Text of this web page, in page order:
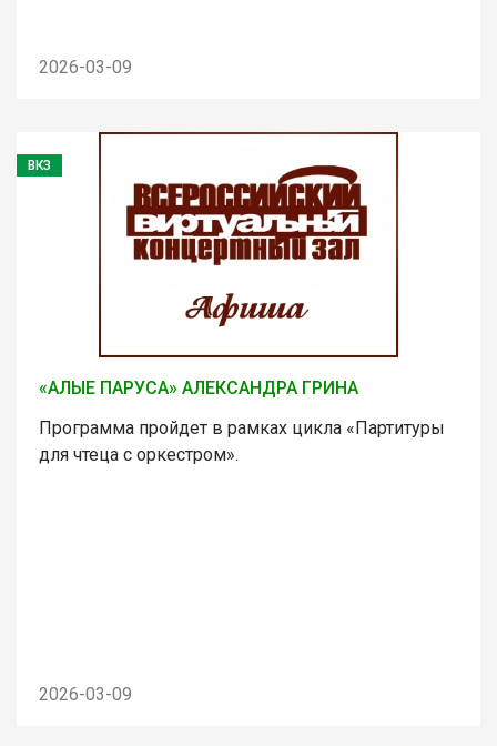
2026-03-09
ВКЗ
«АЛЫЕ ПАРУСА» АЛЕКСАНДРА ГРИНА
Программа пройдет в рамках цикла «Партитуры
для чтеца с оркестром».
2026-03-09